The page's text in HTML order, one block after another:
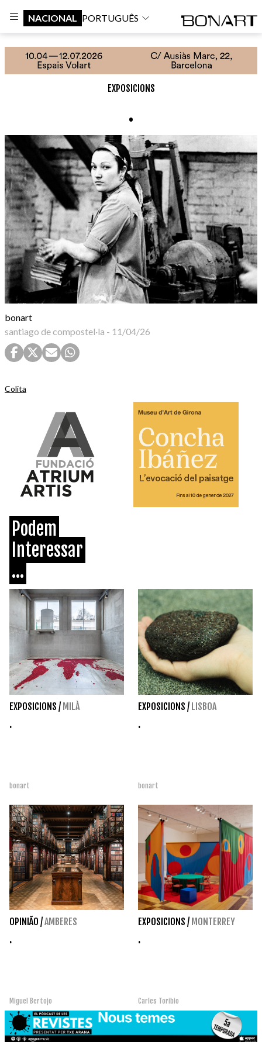
NACIONAL PORTUGUÊS
EXPOSICIONS
.
bonart
santiago de compostel·la - 11/04/26
Colita
Podem
Interessar
...
EXPOSICIONS / MILÀ
.
bonart
EXPOSICIONS / LISBOA
.
bonart
OPINIÃO /AMBERES
.
Miguel Bertojo
EXPOSICIONS / MONTERREY
.
Carles Toribio